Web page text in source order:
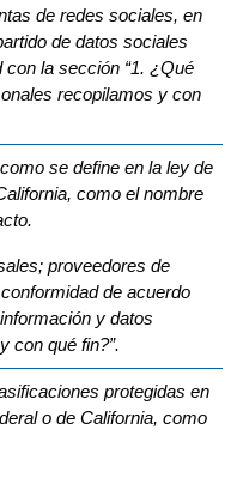
de redes sociales, en
de datos sociales
la sección “1. ¿Qué
recopilamos y con
se define en la ley de
como el nombre
proveedores de
de acuerdo
y datos
con qué fin?”.
protegidas en
o de California, como